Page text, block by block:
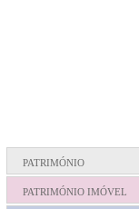
PATRIMÓNIO
PATRIMÓNIO IMÓVEL